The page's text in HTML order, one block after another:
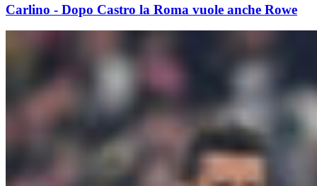
Carlino - Dopo Castro la Roma vuole anche Rowe